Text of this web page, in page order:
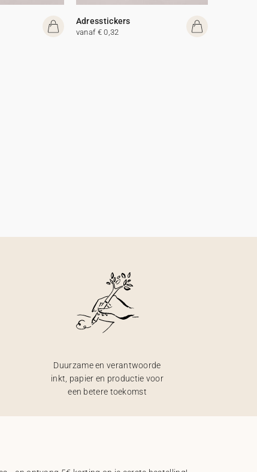
Adresstickers
vanaf € 0,32
Duurzame en verantwoorde
inkt, papier en productie voor
een betere toekomst